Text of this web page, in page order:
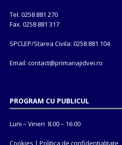
Tel. 0258 881 270
Fax. 0258 881 317
SPCLEP/Starea Civila: 0258 881 104
Email: contact@primariajidvei.ro
PROGRAM CU PUBLICUL
Luni – Vineri 8.00 – 16:00
Cookies | Politica de confidentialitate